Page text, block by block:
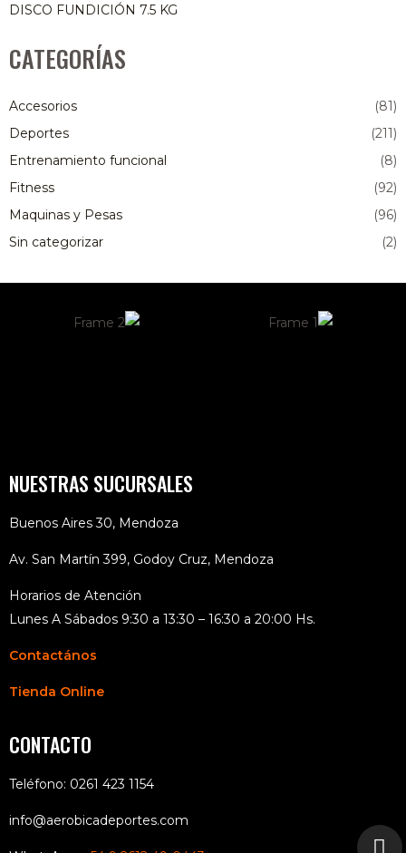
CATEGORÍAS
Accesorios
(81)
Deportes
(211)
Entrenamiento funcional
(8)
Fitness
(92)
Maquinas y Pesas
(96)
Sin categorizar
(2)
DISCO FUNDICIÓN 7.5 KG
NUESTRAS SUCURSALES
Buenos Aires 30, Mendoza
Av. San Martín 399, Godoy Cruz, Mendoza
Horarios de Atención
Lunes A Sábados 9:30 a 13:30 – 16:30 a 20:00 Hs.
Contactános
Tienda Online
CONTACTO
Teléfono: 0261 423 1154
info@aerobicadeportes.com